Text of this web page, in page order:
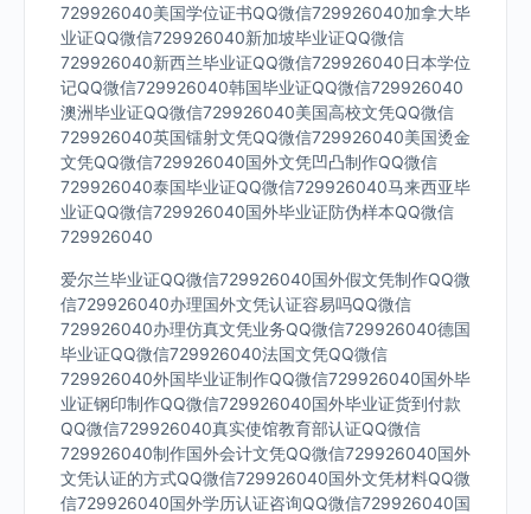
729926040美国学位证书QQ微信729926040加拿大毕
业证QQ微信729926040新加坡毕业证QQ微信
729926040新西兰毕业证QQ微信729926040日本学位
记QQ微信729926040韩国毕业证QQ微信729926040
澳洲毕业证QQ微信729926040美国高校文凭QQ微信
729926040英国镭射文凭QQ微信729926040美国烫金
文凭QQ微信729926040国外文凭凹凸制作QQ微信
729926040泰国毕业证QQ微信729926040马来西亚毕
业证QQ微信729926040国外毕业证防伪样本QQ微信
729926040
爱尔兰毕业证QQ微信729926040国外假文凭制作QQ微
信729926040办理国外文凭认证容易吗QQ微信
729926040办理仿真文凭业务QQ微信729926040德国
毕业证QQ微信729926040法国文凭QQ微信
729926040外国毕业证制作QQ微信729926040国外毕
业证钢印制作QQ微信729926040国外毕业证货到付款
QQ微信729926040真实使馆教育部认证QQ微信
729926040制作国外会计文凭QQ微信729926040国外
文凭认证的方式QQ微信729926040国外文凭材料QQ微
信729926040国外学历认证咨询QQ微信729926040国